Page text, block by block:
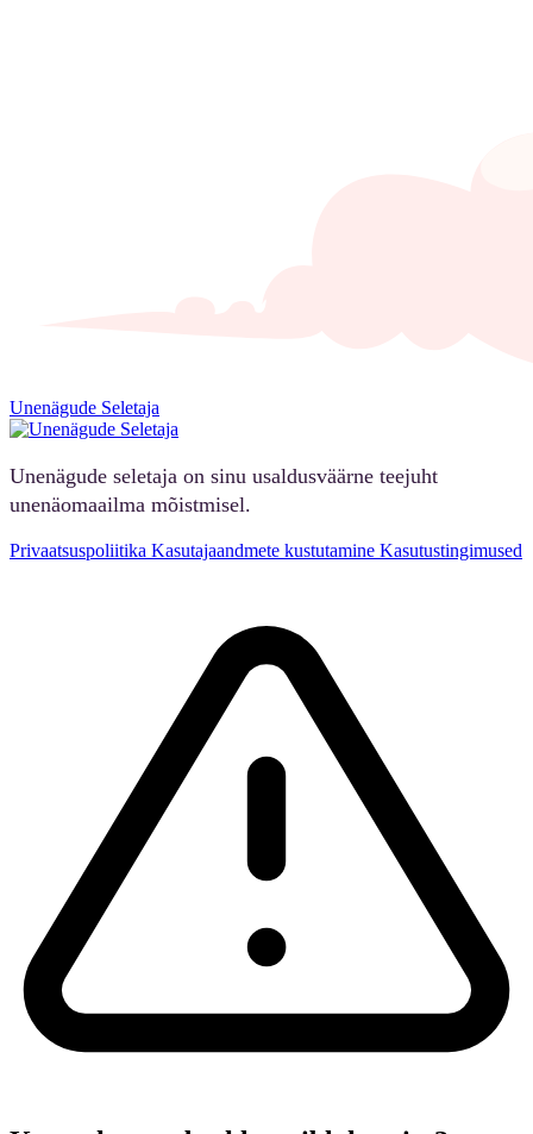
Unenägude Seletaja
Unenägude seletaja on sinu usaldusväärne teejuht
unenäomaailma mõistmisel.
Privaatsuspoliitika Kasutajaandmete kustutamine Kasutustingimused